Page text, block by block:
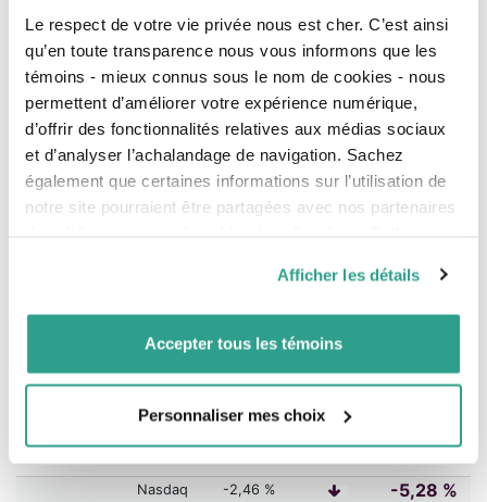
Le respect de votre vie privée nous est cher. C’est ainsi
qu’en toute transparence nous vous informons que les
témoins - mieux connus sous le nom de cookies - nous
permettent d’améliorer votre expérience numérique,
d’offrir des fonctionnalités relatives aux médias sociaux
et d’analyser l’achalandage de navigation. Sachez
également que certaines informations sur l’utilisation de
notre site pourraient être partagées avec nos partenaires
vous leur auriez fournies ou qu’ils auraient collectées lors
de votre utilisation de leurs services.
Afficher les détails
Accepter tous les témoins
Personnaliser mes choix
Comportement des marchés
financiers le mois dernier
SURVOL DES BOURSES MONDIALES
Rendement*
Évolution
Rendement
er
États-Unis S&P 500 -2,77 % -2,60 %
Nasdaq -2,46 % -5,28 %